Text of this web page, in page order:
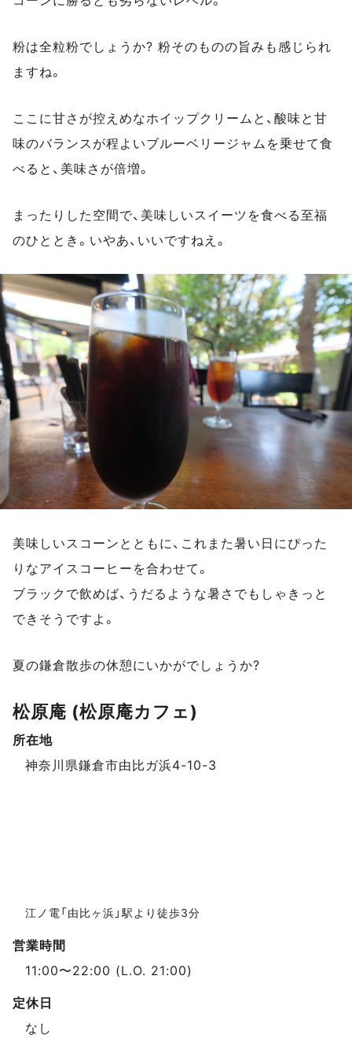
粉は全粒粉でしょうか? 粉そのものの旨みも感じられ
ますね。
ここに甘さが控えめなホイップクリームと、酸味と甘
味のバランスが程よいブルーベリージャムを乗せて食
べると、美味さが倍増。
まったりした空間で、美味しいスイーツを食べる至福
のひととき。いやあ、いいですねえ。
美味しいスコーンとともに、これまた暑い日にぴった
りなアイスコーヒーを合わせて。
ブラックで飲めば、うだるような暑さでもしゃきっと
できそうですよ。
夏の鎌倉散歩の休憩にいかがでしょうか?
スポットデータ
松原庵 (松原庵カフェ)
所在地
神奈川県鎌倉市由比ガ浜4-10-3
江ノ電「由比ヶ浜」駅より徒歩3分
営業時間
11:00〜22:00 (L.O. 21:00)
定休日
なし